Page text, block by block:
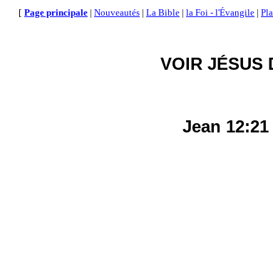
[ Page principale | Nouveautés | La Bible | la Foi - l'Évangile |
VOIR JÉSUS
Jean